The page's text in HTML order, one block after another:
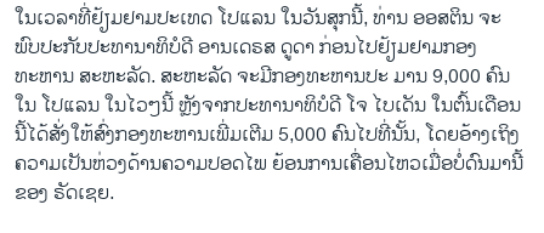
ໃນເວລາທີ່ຢ້ຽມຢາມປະເທດ ໂປແລນ ໃນວັນສຸກນີ້, ທ່ານ ອອສຕິນ ຈະ
ພົບປະກັບປະທານາທິບໍດີ ອານເດຣສ ດູດາ ກ່ອນໄປຢ້ຽມຢາມກອງ
ທະຫານ ສະຫະລັດ. ສະຫະລັດ ຈະມີກອງທະຫານປະ ມານ 9,000 ຄົນ
ໃນ ໂປແລນ ໃນໄວໆນີ້ ຫຼັງຈາກປະທານາທິບໍດີ ໂຈ ໄບເດັນ ໃນຕົ້ນເດືອນ
ນີ້ໄດ້ສັ່ງໃຫ້ສົ່ງກອງທະຫານເພີ່ມເຕີມ 5,000 ຄົນໄປທີ່ນັ້ນ, ໂດຍອ້າງເຖິງ
ຄວາມເປັນຫ່ວງດ້ານຄວາມປອດໄພ ຍ້ອນການເຄື່ອນໄຫວເມື່ອບໍ່ດົນມານີ້
ຂອງ ຣັດເຊຍ.